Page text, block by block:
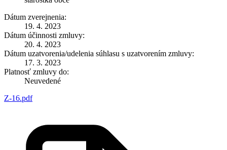
Dátum zverejnenia:
19. 4. 2023
Dátum účinnosti zmluvy:
20. 4. 2023
Dátum uzatvorenia/udelenia súhlasu s uzatvorením zmluvy:
17. 3. 2023
Platnosť zmluvy do:
Neuvedené
Z-16.pdf